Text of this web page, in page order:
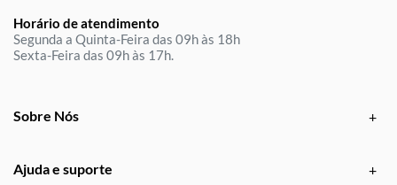
Horário de atendimento
Segunda a Quinta-Feira das 09h às 18h
Sexta-Feira das 09h às 17h.
Sobre Nós
Ajuda e suporte